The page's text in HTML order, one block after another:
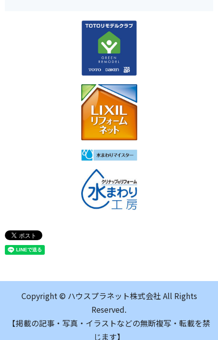
Copyright © ハウスプラネット株式会社 All Rights
Reserved.
【掲載の記事・写真・イラストなどの無断複写・転載を禁
じます】